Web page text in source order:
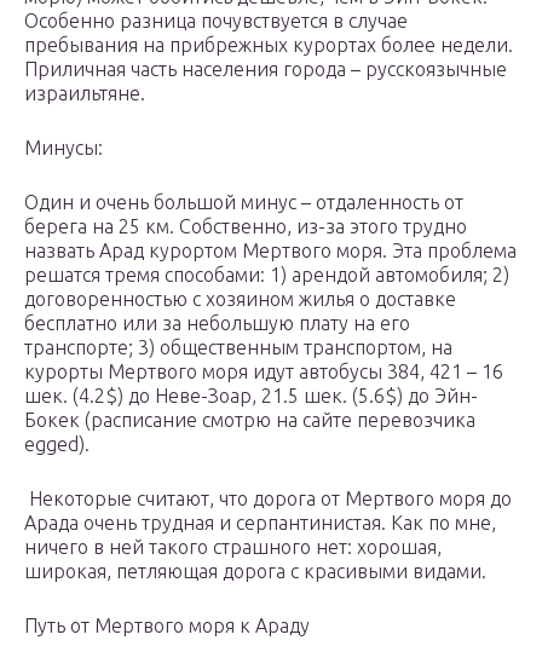
Особенно разница почувствуется в случае
пребывания на прибрежных курортах более недели.
Приличная часть населения города – русскоязычные
израильтяне.
Минусы:
Один и очень большой минус – отдаленность от
берега на 25 км. Собственно, из-за этого трудно
назвать Арад курортом Мертвого моря. Эта проблема
решатся тремя способами: 1) арендой автомобиля; 2)
договоренностью с хозяином жилья о доставке
бесплатно или за небольшую плату на его
транспорте; 3) общественным транспортом, на
курорты Мертвого моря идут автобусы 384, 421 – 16
шек. (4.2$) до Неве-Зоар, 21.5 шек. (5.6$) до Эйн-
Бокек (расписание смотрю на сайте перевозчика
egged).
Некоторые считают, что дорога от Мертвого моря до
Арада очень трудная и серпантинистая. Как по мне,
ничего в ней такого страшного нет: хорошая,
широкая, петляющая дорога с красивыми видами.
Путь от Мертвого моря к Араду